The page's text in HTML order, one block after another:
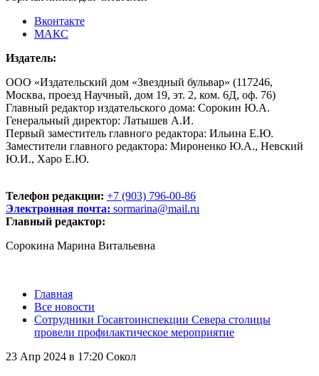
Вконтакте
МАКС
Издатель:
ООО «Издательский дом «Звездный бульвар» (117246,
Москва, проезд Научный, дом 19, эт. 2, ком. 6Д, оф. 76)
Главный редактор издательского дома: Сорокин Ю.А.
Генеральный директор: Латышев А.И.
Первый заместитель главного редактора: Ильина Е.Ю.
Заместители главного редактора: Мироненко Ю.А., Невский
Ю.И., Харо Е.Ю.
Телефон редакции: +7 (903) 796-00-86
Электронная почта: sormarina@mail.ru
Главный редактор:
Сорокина Марина Витальевна
Главная
Все новости
Сотрудники Госавтоинспекции Севера столицы
провели профилактическое мероприятие
23 Апр 2024 в 17:20 Сокол